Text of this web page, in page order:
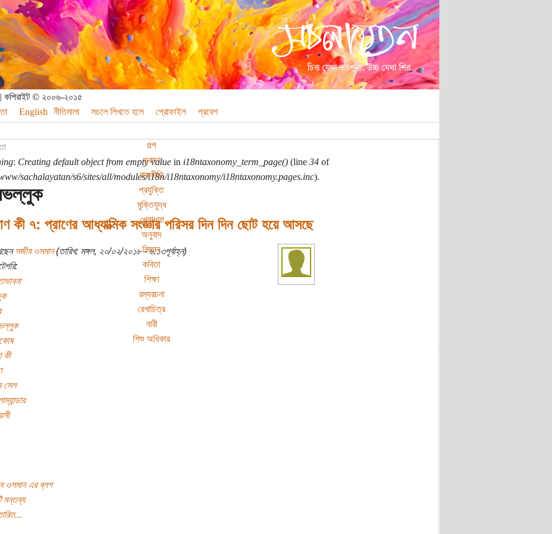
| কপিরাইট © ২০০৬-২০১৫
English নীতিমালা সচলে লিখতে হলে প্রোফাইল প্রবেশ
গল্প
ভ্রমণ
রাজনীতি
প্রযুক্তি
মুক্তিযুদ্ধ
খেলাধুলা
অনুবাদ
বিজ্ঞান
কবিতা
শিক্ষা
রম্যরচনা
রেখাচিত্র
নারী
শিশু অধিকার
: Creating default object from empty valuein i18ntaxonomy_term_page()(line 34of
sachalayatan/s6/sites/all/modules/i18n/i18ntaxonomy/i18ntaxonomy.pages.inc).
কী ৭: প্রাণের আধ্যাত্মিক সংজ্ঞার পরিসর দিন দিন ছোট হয়ে আসছে
সজীব ওসমান(তারিখ: মঙ্গল, ২০/০২/২০১৮ - ৬:১৩পূর্বাহ্ন)
কী
সেল
ওসমান এর ব্লগ
মন্তব্য